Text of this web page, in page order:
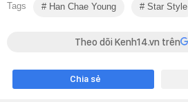
Tags Han Chae Young Star Style
Theo dõi Kenh14.vn trên
Chia sẻ